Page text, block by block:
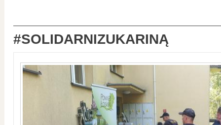
#SOLIDARNIZUKARINĄ